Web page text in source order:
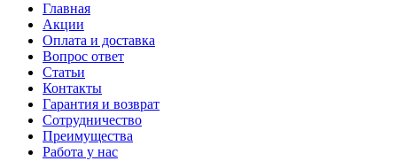
Главная
Акции
Оплата и доставка
Вопрос ответ
Статьи
Контакты
Гарантия и возврат
Сотрудничество
Преимущества
Работа у нас